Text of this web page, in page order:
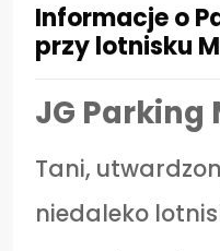
Informacje o
przy lotnisku
JG Parking
Tani,
niedaleko